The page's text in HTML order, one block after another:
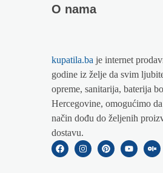
O nama
kupatila.ba je internet
godine iz želje da svim
opreme, sanitarija, baterija
Hercegovine, omogućimo
način dođu do željenih
dostavu.